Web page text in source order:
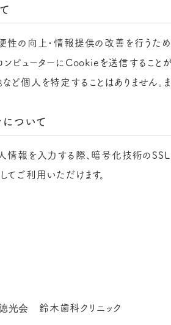
性の向上・情報提供の改善を行うため
ンピューターにCookieを送信するこ
ど個人を特定することはありません。
について
情報を入力する際、暗号化技術の
てご利用いただけます。